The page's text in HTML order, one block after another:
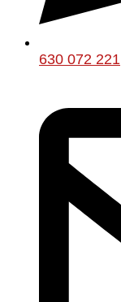
630 072 221